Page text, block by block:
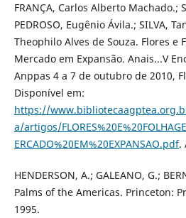
FRANÇA, Carlos Alberto Machado.;
PEDROSO, Eugênio Ávila.; SILVA,
Theophilo Alves de Souza. Flores e
Mercado em Expansão. Anais...V
Anppas 4 a 7 de outubro de 2010,
Disponível em:
https://
a/artigos/
ERCADO%20EM%20EXPANSAO.pdf.
HENDERSON, A.; GALEANO, G.;
Palms of the Americas. Princeton:
1995.